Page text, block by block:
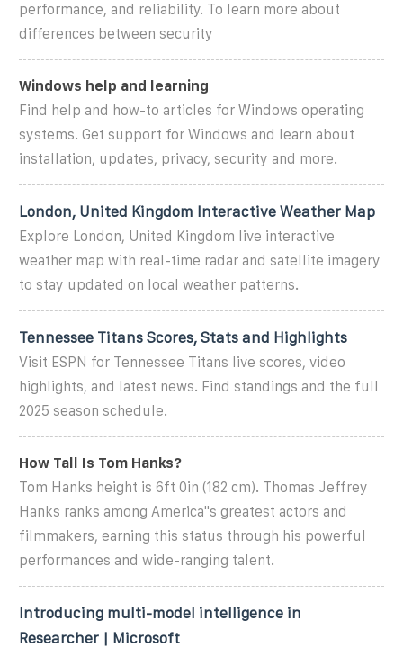
performance, and reliability. To learn more about
differences between security
Windows help and learning
Find help and how-to articles for Windows operating
systems. Get support for Windows and learn about
installation, updates, privacy, security and more.
London, United Kingdom Interactive Weather Map
Explore London, United Kingdom live interactive
weather map with real-time radar and satellite imagery
to stay updated on local weather patterns.
Tennessee Titans Scores, Stats and Highlights
Visit ESPN for Tennessee Titans live scores, video
highlights, and latest news. Find standings and the full
2025 season schedule.
How Tall Is Tom Hanks?
Tom Hanks height is 6ft 0in (182 cm). Thomas Jeffrey
Hanks ranks among America''s greatest actors and
filmmakers, earning this status through his powerful
performances and wide-ranging talent.
Introducing multi-model intelligence in
Researcher | Microsoft